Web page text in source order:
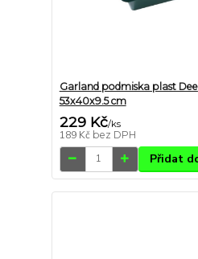
Garland podmiska plast
53x40x9.5 cm
229 Kč/ks
189 Kč bez DPH
Přidat